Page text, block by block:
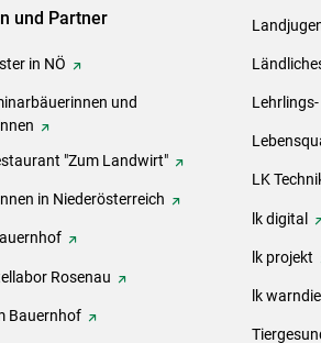
und Partner
in NÖ
und
"Zum Landwirt"
in Niederösterreich
Rosenau
Bauernhof
LK
lk digital
lk projekt
lk